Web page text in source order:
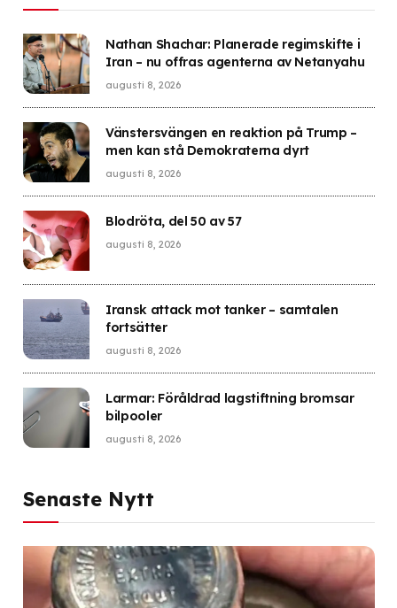
Nathan Shachar: Planerade regimskifte i
Iran – nu offras agenterna av Netanyahu
augusti 8, 2026
Vänstersvängen en reaktion på Trump –
men kan stå Demokraterna dyrt
augusti 8, 2026
Blodröta, del 50 av 57
augusti 8, 2026
Iransk attack mot tanker – samtalen
fortsätter
augusti 8, 2026
Larmar: Föråldrad lagstiftning bromsar
bilpooler
augusti 8, 2026
Senaste Nytt